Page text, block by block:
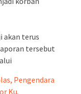
akan terus
tersebut
Pengendara
Ku.